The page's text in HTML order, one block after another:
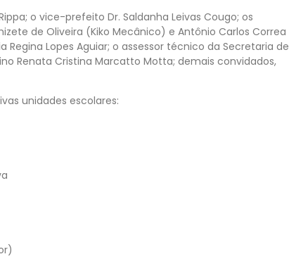
o vice-prefeito Dr. Saldanha Leivas Cougo; os
de Oliveira (Kiko Mecânico) e Antônio Carlos Correa
Lopes Aguiar; o assessor técnico da Secretaria de
Renata Cristina Marcatto Motta; demais convidados,
unidades escolares: